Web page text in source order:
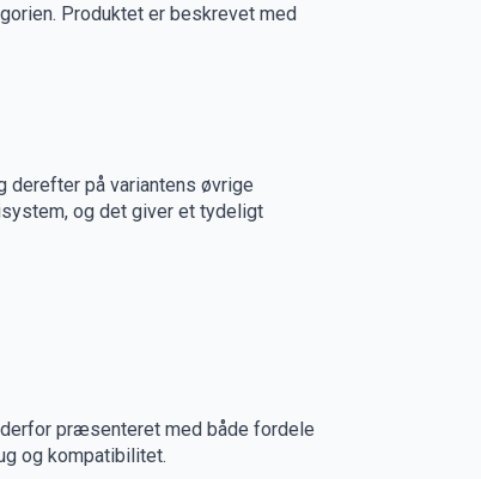
Produktet er beskrevet med
derefter på variantens øvrige
og det giver et tydeligt
præsenteret med både fordele
og kompatibilitet.